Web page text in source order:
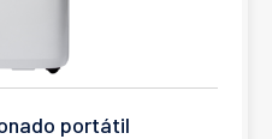
portátil